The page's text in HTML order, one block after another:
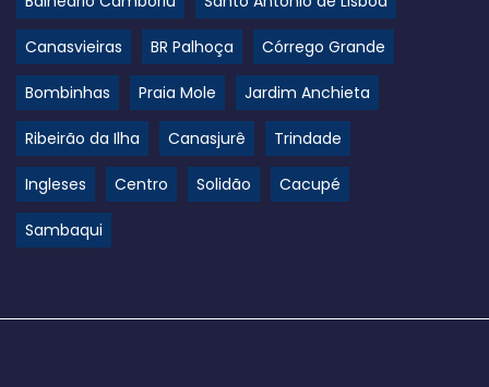
Canasvieiras BR Palhoça Córrego Grande
Bombinhas Praia Mole Jardim Anchieta
Ribeirão da Ilha Canasjurê Trindade
Ingleses Centro Solidão Cacupé
Sambaqui